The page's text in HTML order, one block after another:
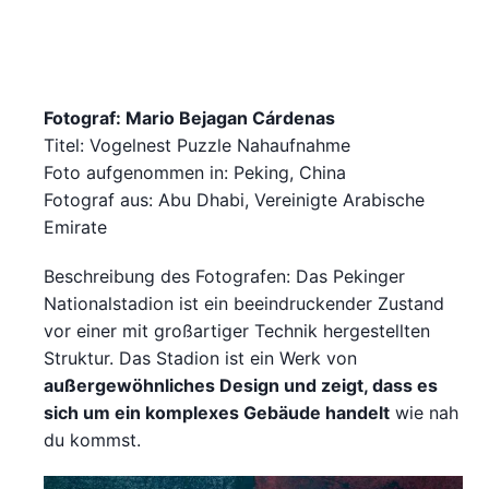
Fotograf: Mario Bejagan Cárdenas
Titel: Vogelnest Puzzle Nahaufnahme
Foto aufgenommen in: Peking, China
Fotograf aus: Abu Dhabi, Vereinigte Arabische
Emirate
Beschreibung des Fotografen: Das Pekinger
Nationalstadion ist ein beeindruckender Zustand
vor einer mit großartiger Technik hergestellten
Struktur. Das Stadion ist ein Werk von
außergewöhnliches Design und zeigt, dass es
sich um ein komplexes Gebäude handelt wie nah
du kommst.